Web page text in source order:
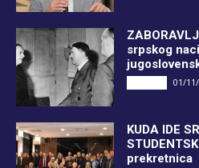
srpskog
01/
KUDA IDE
prekretnica